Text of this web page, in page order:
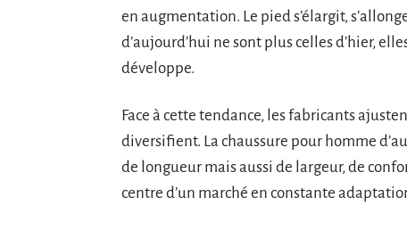
en augmentation. Le pied s’élargit,
d’aujourd’hui ne sont plus celles d’hier,
développe.
Face à cette tendance, les fabricants
diversifient. La chaussure pour homme
de longueur mais aussi de largeur, de
centre d’un marché en constante